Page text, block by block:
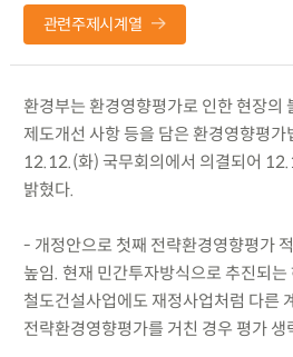
관련주제시계열
환경부는 환경영향평가로 인한 현장의
제도개선 사항 등을 담은 환경영향평가
12.12.(화) 국무회의에서 의결되어
밝혔다.
- 개정안으로 첫째 전략환경영향평가
높임. 현재 민간투자방식으로 추진되는
철도건설사업에도 재정사업처럼 다른
전략환경영향평가를 거친 경우 평가 생